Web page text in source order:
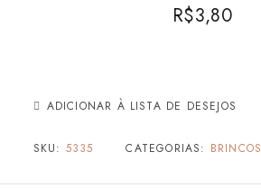
R$3,80
ADICIONAR À LISTA DE DESEJOS
SKU: 5335 CATEGORIAS: BRINCOS